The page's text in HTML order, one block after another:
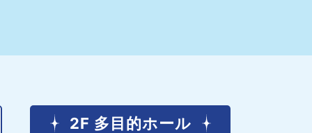
2F 多目的ホール